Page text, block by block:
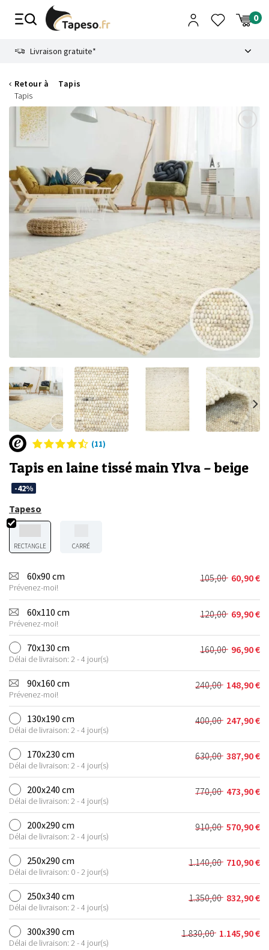
Livraison gratuite*
Retour à
Tapis
Tapis
(11)
Tapis en laine tissé main Ylva – beige
-42%
Tapeso
RECTANGLE CARRÉ
60x90 cm
Prévenez-moi!
105,00
Le
prix
initial
était :
105,00 €.
60,90€
Le
prix
actuel
est :
60,90 €.
60x110 cm
Prévenez-moi!
120,00
Le
prix
initial
était :
120,00 €.
69,90€
Le
prix
actuel
est :
69,90 €.
70x130 cm
Délai de livraison: 2 - 4 jour(s)
160,00
Le
prix
initial
était :
160,00 €.
96,90€
Le
prix
actuel
est :
96,90 €.
90x160 cm
Prévenez-moi!
240,00
Le
prix
initial
était :
240,00 €.
148,90€
Le
prix
actuel
est :
148,90 €.
130x190 cm
Délai de livraison: 2 - 4 jour(s)
400,00
Le
prix
initial
était :
400,00 €.
247,90€
Le
prix
actuel
est :
247,90 €.
170x230 cm
Délai de livraison: 2 - 4 jour(s)
630,00
Le
prix
initial
était :
630,00 €.
387,90€
Le
prix
actuel
est :
387,90 €.
200x240 cm
Délai de livraison: 2 - 4 jour(s)
770,00
Le
prix
initial
était :
770,00 €.
473,90€
Le
prix
actuel
est :
473,90 €.
200x290 cm
Délai de livraison: 2 - 4 jour(s)
910,00
Le
prix
initial
était :
910,00 €.
570,90€
Le
prix
actuel
est :
570,90 €.
250x290 cm
Délai de livraison: 0 - 2 jour(s)
1.140,00
Le
prix
initial
était :
1.140,00 €.
710,90€
Le
prix
actuel
est :
710,90 €.
250x340 cm
Délai de livraison: 2 - 4 jour(s)
1.350,00
Le
prix
initial
était :
832,90€
Le
prix
actuel
est :
300x390 cm
Délai de livraison: 2 - 4 jour(s)
1.830,00
Le 1.145,90€
Le